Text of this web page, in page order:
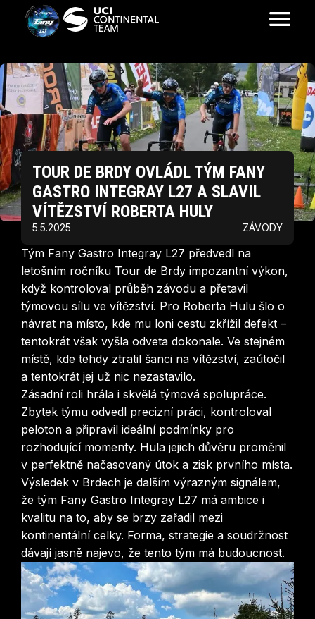
TOUR DE BRDY OVLÁDL TÝM FANY
GASTRO INTEGRAY L27 A SLAVIL
VÍTĚZSTVÍ ROBERTA HULY
5.5.2025 ZÁVODY
Tým Fany Gastro Integray L27 předvedl na
letošním ročníku Tour de Brdy impozantní výkon,
když kontroloval průběh závodu a přetavil
týmovou sílu ve vítězství. Pro Roberta Hulu šlo o
návrat na místo, kde mu loni cestu zkřížil defekt –
tentokrát však vyšla odveta dokonale. Ve stejném
místě, kde tehdy ztratil šanci na vítězství, zaútočil
a tentokrát jej už nic nezastavilo.
Zásadní roli hrála i skvělá týmová spolupráce.
Zbytek týmu odvedl precizní práci, kontroloval
peloton a připravil ideální podmínky pro
rozhodující momenty. Hula jejich důvěru proměnil
v perfektně načasovaný útok a zisk prvního místa.
Výsledek v Brdech je dalším výrazným signálem,
že tým Fany Gastro Integray L27 má ambice i
kvalitu na to, aby se brzy zařadil mezi
kontinentální celky. Forma, strategie a soudržnost
dávají jasně najevo, že tento tým má budoucnost.